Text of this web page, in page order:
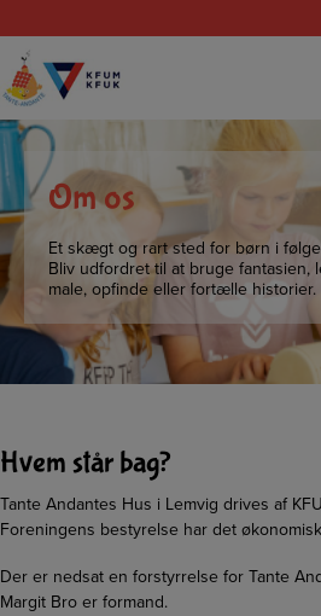
indholdet
Om os
Et skægt og rart sted for børn i
Bliv udfordret til at bruge fantasien,
male, opfinde eller fortælle historier.
Hvem står bag?
Tante Andantes Hus i Lemvig drives af
Foreningens bestyrelse har det
Der er nedsat en forstyrrelse for Tante
Margit Bro er formand.